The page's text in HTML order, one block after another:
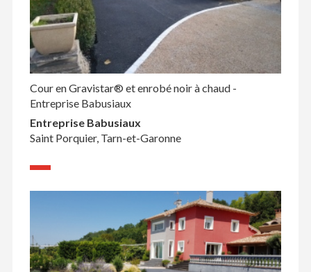
Cour en Gravistar® et enrobé noir à chaud -
Entreprise Babusiaux
Entreprise Babusiaux
Saint Porquier, Tarn-et-Garonne